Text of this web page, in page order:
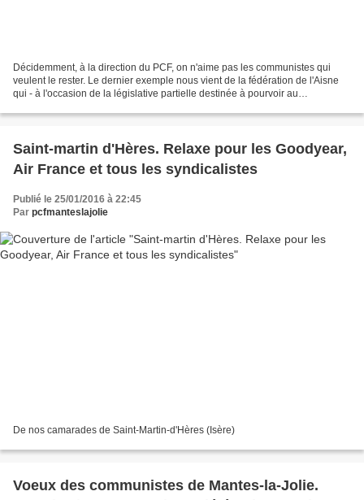
Décidemment, à la direction du PCF, on n'aime pas les communistes qui
veulent le rester. Le dernier exemple nous vient de la fédération de l'Aisne
qui - à l'occasion de la législative partielle destinée à pourvoir au
Saint-martin d'Hères. Relaxe pour les Goodyear,
Air France et tous les syndicalistes
Publié le 25/01/2016 à 22:45
Par pcfmanteslajolie
De nos camarades de Saint-Martin-d'Hères (Isère)
Voeux des communistes de Mantes-la-Jolie.